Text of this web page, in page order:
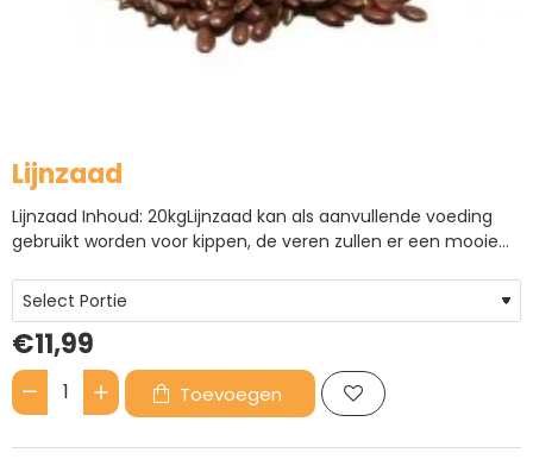
Lijnzaad
Lijnzaad Inhoud: 20kgLijnzaad kan als aanvullende voeding
gebruikt worden voor kippen, de veren zullen er een mooie
in hoge dosering giftig is.Lijnzaad is een aanvullend voeder,
bedoeld als extra toevoeging aan een basisrantsoen..
€11,99
Lijnzaad Toevoegen